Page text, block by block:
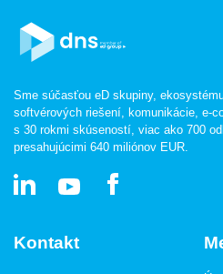
Sme súčasťou eD skupiny,
softvérových riešení, komunikácie, e-
s 30 rokmi skúseností, viac ako 700
presahujúcimi 640 miliónov EUR.
Kontakt